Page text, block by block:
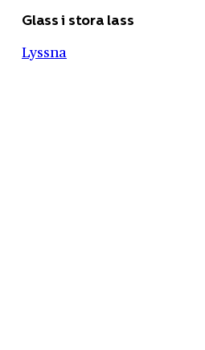
Glass i stora lass
Lyssna